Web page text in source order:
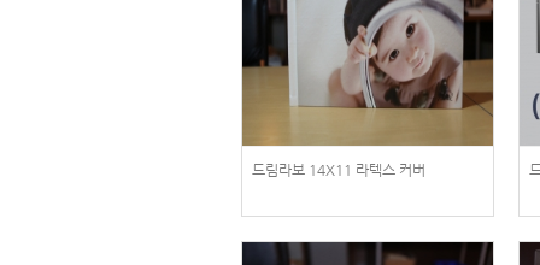
드림라보 14X11 라텍스 커버